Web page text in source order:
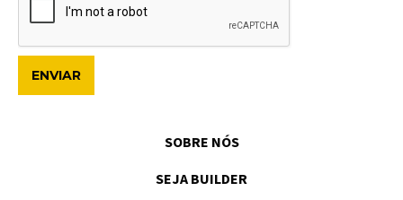
SOBRE NÓS
SEJA BUILDER